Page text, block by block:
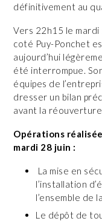
définitivement au
Vers 22h15 le mardi
coté Puy-Ponchet
aujourd’hui
été interrompue.
équipes de
dresser un bilan
avant la
Opérations
mardi 28 juin :
La mise en
l’installation
l’ensemble de
Le dépôt de